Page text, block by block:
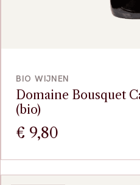
BIO WIJNEN
Domaine Bousquet
(bio)
€ 9,80